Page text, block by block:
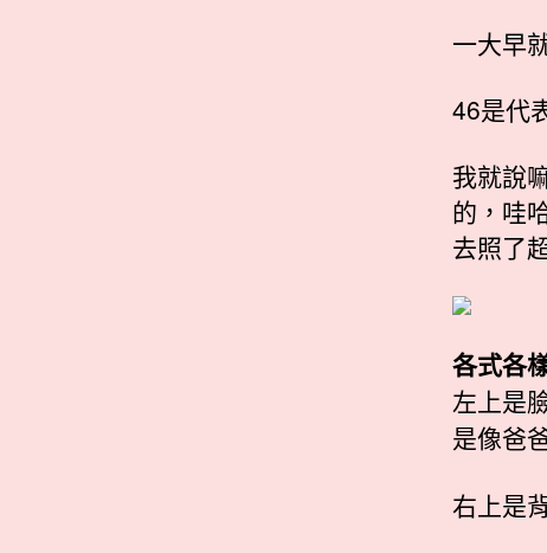
一大早
46是代
我就說
的，哇
去照了
各式各
左上是
是像爸
右上是